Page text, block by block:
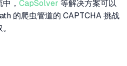
， CapSolver 等解决方案可以
的爬虫管道的 CAPTCHA 挑战